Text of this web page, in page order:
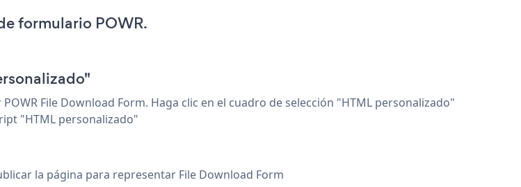
formulario POWR.
File Download Form. Haga clic en el cuadro de selección "HTML personalizado"
"HTML personalizado"
la página para representar File Download Form